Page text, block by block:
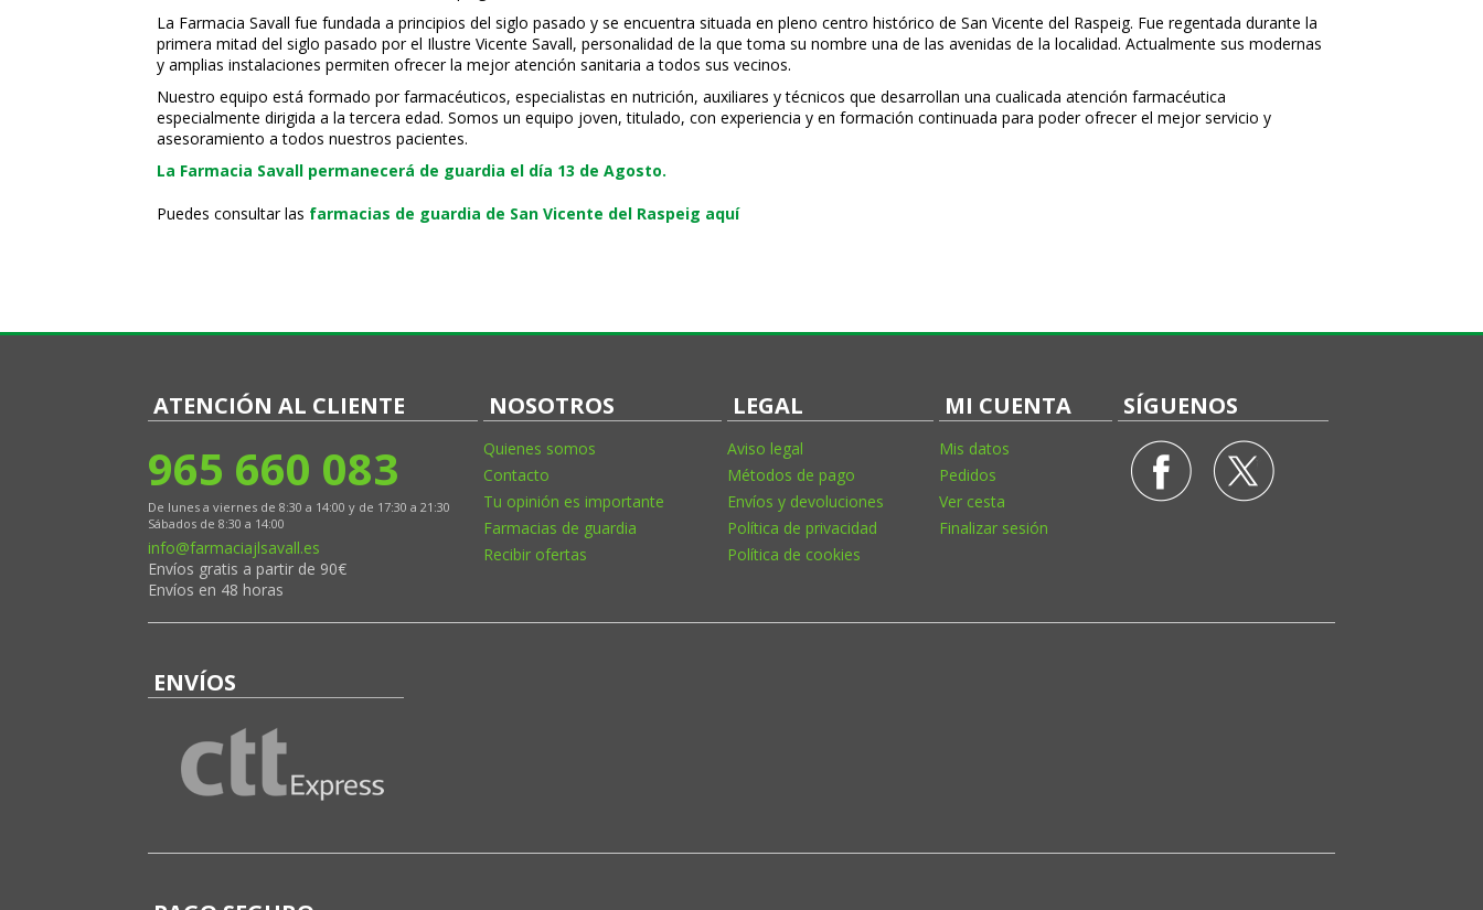
La Farmacia Savall fue fundada a principios del siglo pasado y se encuentra situada en pleno centro histórico de San Vicente del Raspeig. Fue regentada durante la
primera mitad del siglo pasado por el Ilustre Vicente Savall, personalidad de la que toma su nombre una de las avenidas de la localidad. Actualmente sus modernas
y amplias instalaciones permiten ofrecer la mejor atención sanitaria a todos sus vecinos.
Nuestro equipo está formado por farmacéuticos, especialistas en nutrición, auxiliares y técnicos que desarrollan una cualificada atención farmacéutica
especialmente dirigida a la tercera edad. Somos un equipo joven, titulado, con experiencia y en formación continuada para poder ofrecer el mejor servicio y
asesoramiento a todos nuestros pacientes.
La Farmacia Savall permanecerá de guardia el día 13 de Agosto.
Puedes consultar las farmacias de guardia de San Vicente del Raspeig aquí
ATENCIÓN AL CLIENTE
965 660 083
De lunes a viernes de 8:30 a 14:00 y de 17:30 a 21:30
Sábados de 8:30 a 14:00
info@farmaciajlsavall.es
Envíos gratis a partir de 90€
Envíos en 48 horas
NOSOTROS
Quienes somos
Contacto
Tu opinión es importante
Farmacias de guardia
Recibir ofertas
LEGAL
Aviso legal
Métodos de pago
Envíos y devoluciones
Política de privacidad
Política de cookies
MI CUENTA
Mis datos
Pedidos
Ver cesta
Finalizar sesión
SÍGUENOS
ENVÍOS